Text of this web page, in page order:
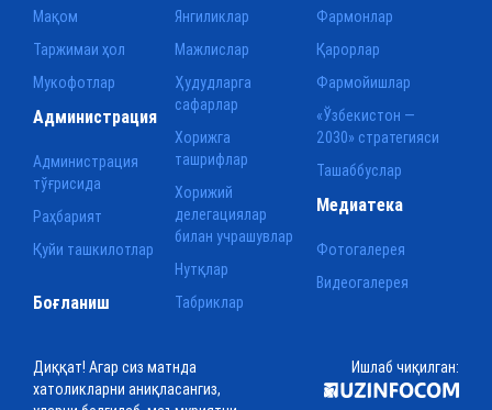
Мақом
Таржимаи ҳол
Мукофотлар
Янгиликлар
Мажлислар
Ҳудудларга
сафарлар
Хорижга
ташрифлар
Хорижий
делегациялар
билан учрашувлар
Нутқлар
Табриклар
Фармонлар
Қарорлар
Фармойишлар
«Ўзбекистон —
2030» стратегияси
Ташаббуслар
Администрация
Администрация
тўғрисида
Раҳбарият
Қуйи ташкилотлар
Медиатека
Фотогалерея
Видеогалерея
Боғланиш
Диққат! Агар сиз матнда
хатоликларни аниқласангиз,
Ишлаб чиқилган: